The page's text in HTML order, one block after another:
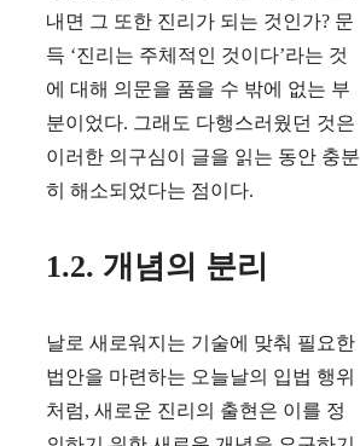
내면 그 또한 진리가 되는 것인가? 문
득 ‘진리는 주체적인 것이다’라는 것
에 대해 의문을 품을 수 밖에 없는 부
분이었다. 그래도 다행스러웠던 것은
이러한 의구심이 글을 읽는 동안 충분
히 해소되었다는 점이다.
1.2. 개념의 분리
날로 새로워지는 기술에 맞춰 필요한
법안을 마련하는 오늘날의 입법 행위
처럼, 새로운 진리의 출현은 이를 정